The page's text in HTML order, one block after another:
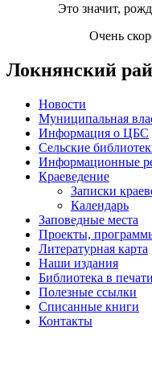
Это значит,
Очень
Локнянский
Новости
Муниципальная
Информация о ЦБС
Сельские
Информационные
Краеведение
Записки
Календарь
Заповедные места
Проекты,
Литературная карта
Наши издания
Библиотека в печати
Полезные ссылки
Списанные книги
Контакты